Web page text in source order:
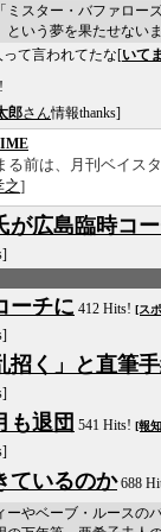
ミスター・バファロー
という夢を果たせない
て言われてたな[いて
郎さん情報thanks]
る前は、月刊ベイス
之]
広島臨時コ
ーチに 412 Hits! [ス
招く」と直筆
も退団 541 Hits! [報
ているのか688
ーやベーブ・ルースの